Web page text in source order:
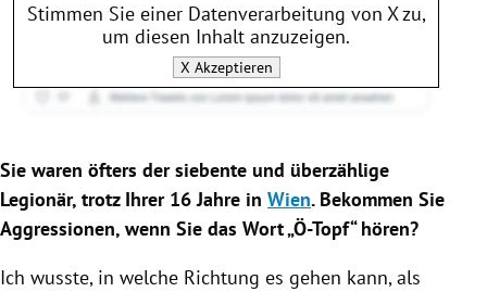
Stimmen Sie einer Datenverarbeitung von Xzu,
um diesen Inhalt anzuzeigen.
X Akzeptieren
Sie waren öfters der siebente und überzählige
Legionär, trotz Ihrer 16 Jahre in Wien. Bekommen Sie
Aggressionen, wenn Sie das Wort „Ö-Topf“ hören?
Ich wusste, in welche Richtung es gehen kann, als